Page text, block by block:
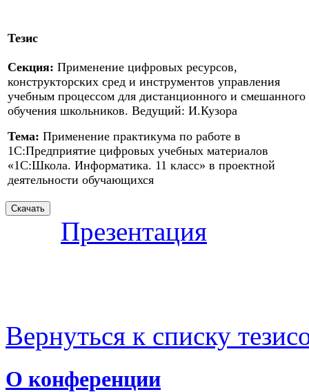
Тезис
Секция: Применение цифровых ресурсов,
конструкторских сред и инструментов управления
учебным процессом для дистанционного и смешанного
обучения школьников. Ведущий: И.Кузора
Тема: Применение практикума по работе в
1С:Предприятие цифровых учебных материалов
«1С:Школа. Информатика. 11 класс» в проектной
деятельности обучающихся
Презентация
Вернуться к списку
О конференции